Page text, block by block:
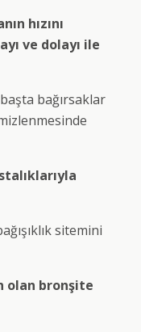
hızını
ve dolayı ile
bağırsaklar
sitemini
olan bronşite